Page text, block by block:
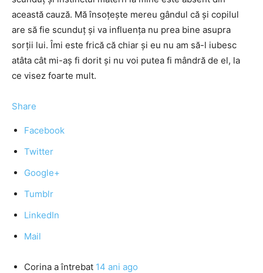
această cauză. Mă însoțește mereu gândul că și copilul
are să fie scunduț și va influența nu prea bine asupra
sorții lui. Îmi este frică că chiar și eu nu am să-l iubesc
atâta cât mi-aș fi dorit și nu voi putea fi mândră de el, la
ce visez foarte mult.
Share
Facebook
Twitter
Google+
Tumblr
LinkedIn
Mail
Corina a întrebat 14 ani ago